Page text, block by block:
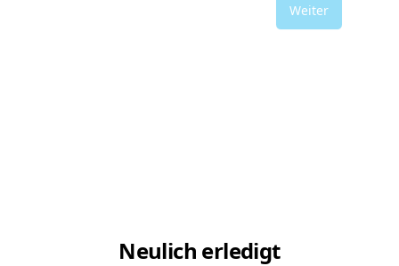
Weiter
Neulich erledigt